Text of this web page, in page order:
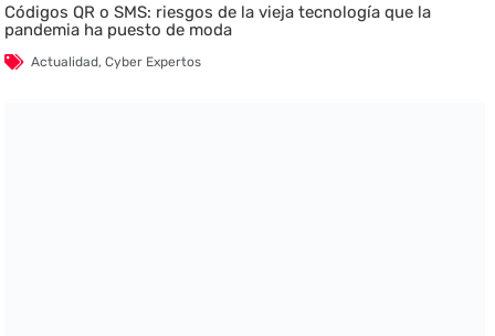
Códigos QR o SMS: riesgos de la vieja tecnología que la
pandemia ha puesto de moda
Actualidad,Cyber Expertos